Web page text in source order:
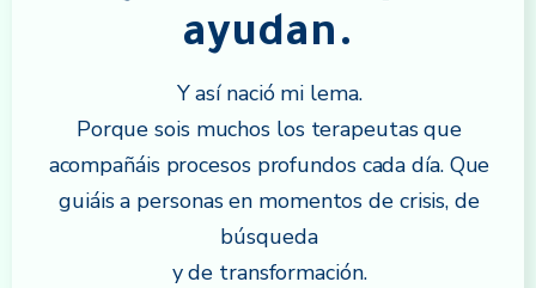
ayudan.
Y así nació mi lema.
Porque sois muchos los terapeutas que
acompañáis procesos profundos cada día. Que
guiáis a personas en momentos de crisis, de
búsqueda
y de transformación.